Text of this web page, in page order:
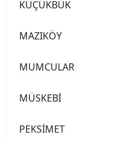
KÜÇÜKBÜK
MAZIKÖY
MUMCULAR
MÜSKEBİ
PEKSİMET